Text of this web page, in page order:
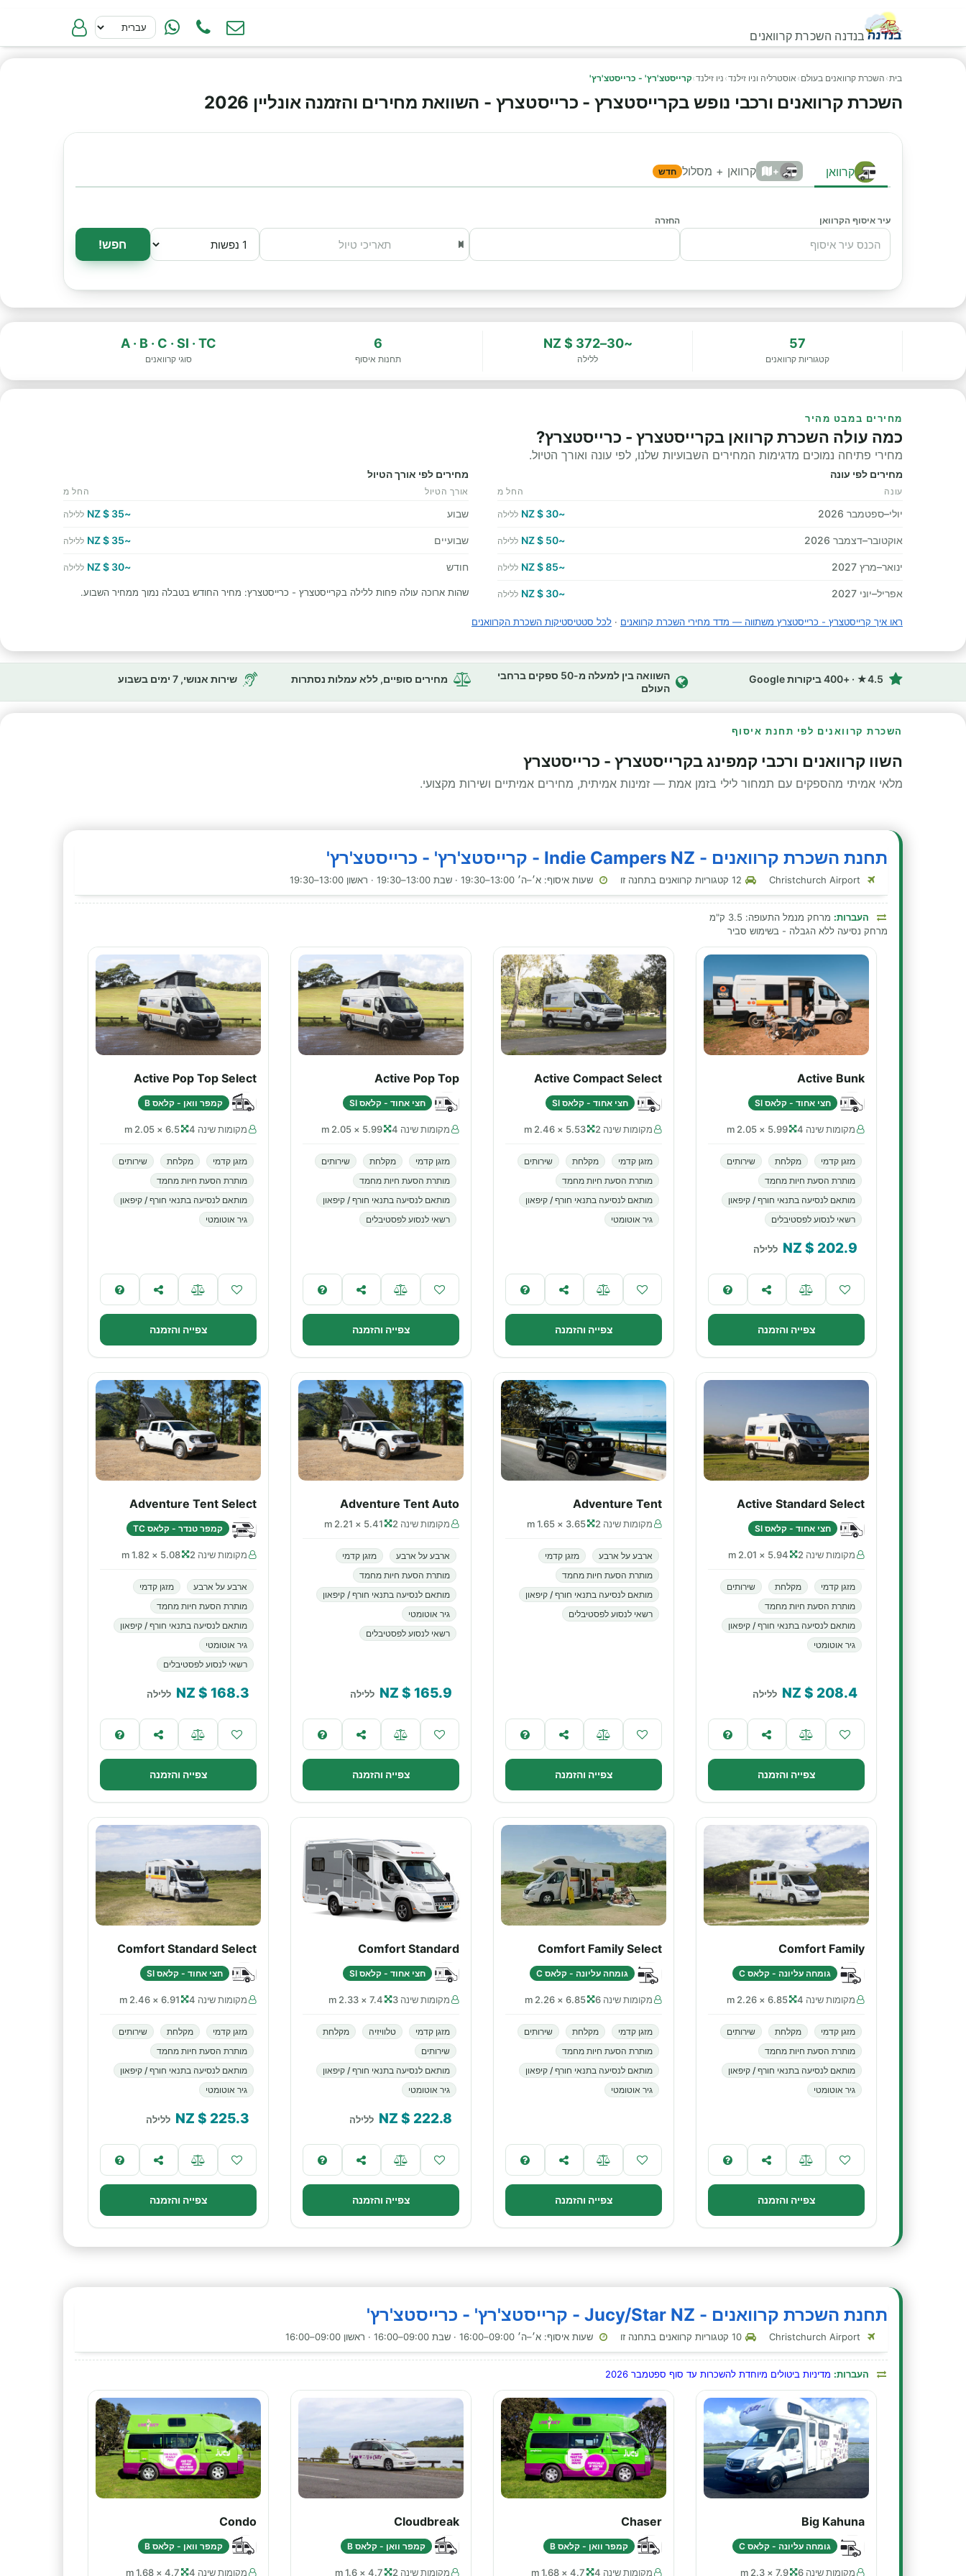
בנדנה השכרת קרוואנים
בית› השכרת קרוואנים בעולם › אוסטרליה וניו זילנד› ניו זילנד›קרייסטצ'רץ' - כרייסטצ'רץ'
השכרת קרוואנים ורכבי נופש בקרייסטצרץ - כרייסטצרץ - השוואת מחירים והזמנה אונליין 2026
קרוואן + קרוואן + מסלול חדש
עיר איסוף הקרוואן החזרה
חפש!
57
קטגוריות קרוואנים
~30–372 $ NZ
ללילה
6
תחנות איסוף
A · B · C · SI · TC
סוגי קרוואנים
מחירים במבט מהיר
כמה עולה השכרת קרוואן בקרייסטצרץ - כרייסטצרץ?
מחירי פתיחה נמוכים מדגימות המחירים השבועיות שלנו, לפי עונה ואורך הטיול.
מחירים לפי עונה
עונה החל מ
יולי–ספטמבר 2026 ~30 $ NZ ללילה
אוקטובר–דצמבר 2026 ~50 $ NZ ללילה
ינואר–מרץ 2027 ~85 $ NZ ללילה
אפריל–יוני 2027 ~30 $ NZ ללילה
מחירים לפי אורך הטיול
אורך הטיול החל מ
שבוע ~35 $ NZ ללילה
שבועיים ~35 $ NZ ללילה
חודש ~30 $ NZ ללילה
שהות ארוכה עולה פחות ללילה בקרייסטצרץ - כרייסטצרץ: מחיר החודש בטבלה נמוך ממחיר השבוע.
ראו איך קרייסטצרץ - כרייסטצרץ משתווה — מדד מחירי השכרת קרוואנים · לכל סטטיסטיקות השכרת הקרוואנים
4.5★ · +400 ביקורות Google
השוואה בין למעלה מ-50 ספקים ברחבי
העולם
מחירים סופיים, ללא עמלות נסתרות שירות אנושי, 7 ימים בשבוע
השכרת קרוואנים לפי תחנת איסוף
השוו קרוואנים ורכבי קמפינג בקרייסטצרץ - כרייסטצרץ
מלאי אמיתי מהספקים עם תמחור לילי בזמן אמת — זמינות אמיתית, מחירים אמיתיים ושירות מקצועי.
תחנת השכרת קרוואנים - Indie Campers NZ - קרייסטצ'רץ' - כרייסטצ'רץ'
שעות איסוף: א׳–ה׳ 13:00–19:30 · שבת 13:00–19:30 · ראשון 13:00–19:30
העברות: מרחק מנמל התעופה: 3.5 ק"מ
מרחק נסיעה ללא הגבלה - בשימוש סביר
Active Bunk
חצי אחוד - קלאס SI
מקומות שינה 4 5.99 × 2.05 m
מזגן קדמי מקלחת
שירותים
מותרת הסעת חיות מחמד
מותאם לנסיעה בתנאי חורף / קיפאון
רשאי לנסוע לפסטיבלים
202.9
$ NZ ללילה
צפייה והזמנה
Active Compact Select
חצי אחוד - קלאס SI
מקומות שינה 2 5.53 × 2.46 m
מזגן קדמי מקלחת
שירותים
מותרת הסעת חיות מחמד
מותאם לנסיעה בתנאי חורף / קיפאון
גיר אוטומטי
צפייה והזמנה
Active Pop Top
חצי אחוד - קלאס SI
מקומות שינה 4 5.99 × 2.05 m
מזגן קדמי מקלחת
שירותים
מותרת הסעת חיות מחמד
מותאם לנסיעה בתנאי חורף / קיפאון
רשאי לנסוע לפסטיבלים
צפייה והזמנה
Active Pop Top Select
קמפר וואן - קלאס B
מקומות שינה 4 6.5 × 2.05 m
מזגן קדמי מקלחת
שירותים
מותרת הסעת חיות מחמד
מותאם לנסיעה בתנאי חורף / קיפאון
גיר אוטומטי
צפייה והזמנה
Active Standard Select
חצי אחוד - קלאס SI
מקומות שינה 2 5.94 × 2.01 m
מזגן קדמי מקלחת
שירותים
מותרת הסעת חיות מחמד
מותאם לנסיעה בתנאי חורף / קיפאון
גיר אוטומטי
208.4
$ NZ ללילה
צפייה והזמנה
Adventure Tent
מקומות שינה 2 3.65 × 1.65 m
ארבע על ארבע
מזגן קדמי
מותרת הסעת חיות מחמד
מותאם לנסיעה בתנאי חורף / קיפאון
רשאי לנסוע לפסטיבלים
צפייה והזמנה
Adventure Tent Auto
מקומות שינה 2 5.41 × 2.21 m
ארבע על ארבע
מזגן קדמי
מותרת הסעת חיות מחמד
מותאם לנסיעה בתנאי חורף / קיפאון
גיר אוטומטי
רשאי לנסוע לפסטיבלים
165.9
$ NZ ללילה
צפייה והזמנה
Adventure Tent Select
קמפר טנדר - קלאס TC
מקומות שינה 2 5.08 × 1.82 m
ארבע על ארבע
מזגן קדמי
מותרת הסעת חיות מחמד
מותאם לנסיעה בתנאי חורף / קיפאון
גיר אוטומטי
רשאי לנסוע לפסטיבלים
168.3
$ NZ ללילה
צפייה והזמנה
Comfort Family
גומחה עליונה - קלאס C
מקומות שינה 4 6.85 × 2.26 m
מזגן קדמי מקלחת
שירותים
מותרת הסעת חיות מחמד
מותאם לנסיעה בתנאי חורף / קיפאון
גיר אוטומטי
צפייה והזמנה
Comfort Family Select
גומחה עליונה - קלאס C
מקומות שינה 6 6.85 × 2.26 m
מזגן קדמי מקלחת
שירותים
מותרת הסעת חיות מחמד
מותאם לנסיעה בתנאי חורף / קיפאון
גיר אוטומטי
צפייה והזמנה
Comfort Standard
חצי אחוד - קלאס SI
מקומות שינה 3 7.4 × 2.33 m
מזגן קדמי טלוויזיה
מקלחת
שירותים
מותאם לנסיעה בתנאי חורף / קיפאון
גיר אוטומטי
222.8
$ NZ ללילה
צפייה והזמנה
Comfort Standard Select
חצי אחוד - קלאס SI
מקומות שינה 4 6.91 × 2.46 m
מזגן קדמי מקלחת
שירותים
מותרת הסעת חיות מחמד
מותאם לנסיעה בתנאי חורף / קיפאון
גיר אוטומטי
225.3
$ NZ ללילה
צפייה והזמנה
תחנת השכרת קרוואנים - Jucy/Star NZ - קרייסטצ'רץ' - כרייסטצ'רץ'
שעות איסוף: א׳–ה׳ 09:00–16:00 · שבת 09:00–16:00 · ראשון 09:00–16:00
העברות: מדיניות ביטולים מיוחדת להשכרות עד סוף ספטמבר 2026
Big Kahuna
גומחה עליונה - קלאס C
מקומות שינה 6 7.9 × 2.3 m
Chaser
קמפר וואן - קלאס B
מקומות שינה 4 4.7 × 1.68 m
Cloudbreak
קמפר וואן - קלאס B
מקומות שינה 2 4.7 × 1.6 m
Condo
קמפר וואן - קלאס B
מקומות שינה 4 4.7 × 1.68 m